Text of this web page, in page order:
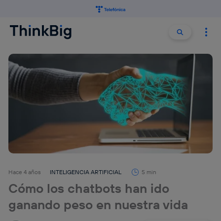
Buscar
Hace 4 años INTELIGENCIA ARTIFICIAL 5 min
Cómo los chatbots han ido
ganando peso en nuestra vida